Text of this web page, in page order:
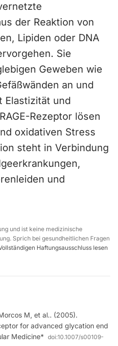
der Reaktion von
Lipiden oder DNA
Sie
Geweben wie
an und
Elastizität und
Rezeptor lösen
oxidativen Stress
steht in Verbindung
und
und ist keine medizinische
Sprich bei gesundheitlichen Fragen
Haftungsausschluss lesen
M, et al.. (2005).
for advanced glycation end
Medicine* doi:10.1007/s00109-